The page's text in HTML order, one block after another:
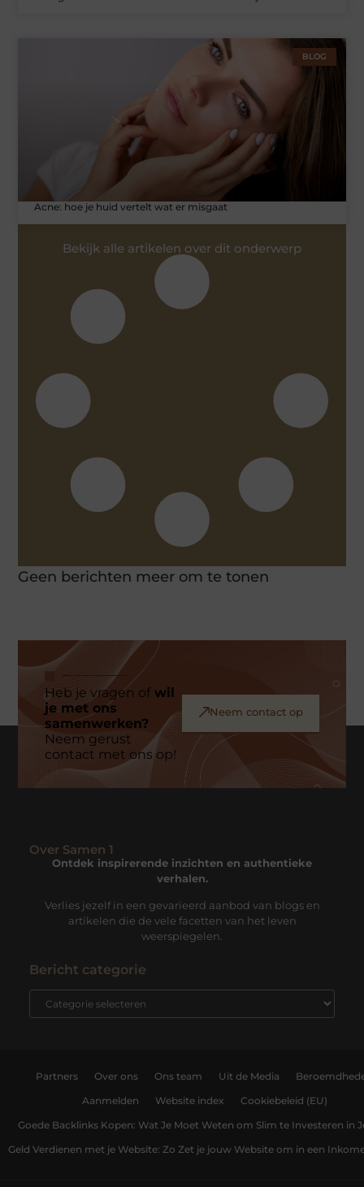
BLOG
Acne: hoe je huid vertelt wat er misgaat
Bekijk alle artikelen over dit onderwerp
Geen berichten meer om te tonen
Heb je vragen ofwil
je met ons
samenwerken?
Neem gerust
contact met ons op!
Neem contact op
Over Samen 1
Ontdek inspirerende inzichten en authentieke
verhalen.
Verlies jezelf in een gevarieerd aanbod van blogs en
artikelen die de vele facetten van het leven
weerspiegelen.
Bericht categorie
Partners Over ons Ons team Uit de Media
Aanmelden Website index Cookiebeleid (EU)
Goede Backlinks Kopen: Wat Je Moet Weten om Slim te Investeren in
Geld Verdienen met je Website: Zo Zet je jouw Website om in een